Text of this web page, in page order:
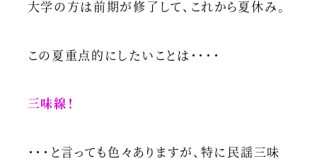
大学の方は前期が修了して、これから夏休み。
この夏重点的にしたいことは・・・・
三味線！
・・・と言っても色々ありますが、特に民謡三味